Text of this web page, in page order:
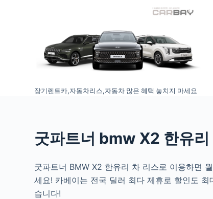
장기렌트카,자동차리스,자동차 많은 혜택 놓치지 마세요
굿파트너 bmw X2 한유리
굿파트너 BMW X2 한유리 차 리스로 이용하면
세요! 카베이는 전국 딜러 최다 제휴로 할인도
습니다!